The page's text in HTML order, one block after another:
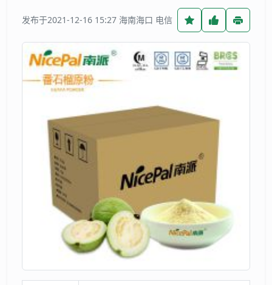
发布于2021-12-16 15:27 海南海口 电信